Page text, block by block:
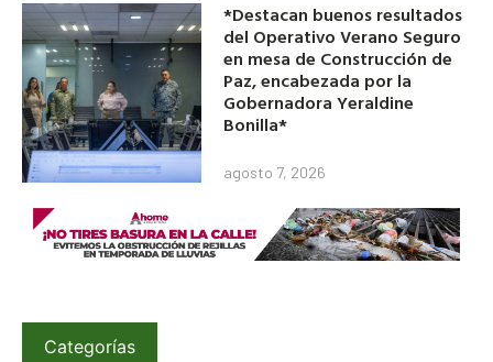
*Destacan buenos resultados
del Operativo Verano Seguro
en mesa de Construcción de
Paz, encabezada por la
Gobernadora Yeraldine
Bonilla*
agosto 7, 2026
Categorías